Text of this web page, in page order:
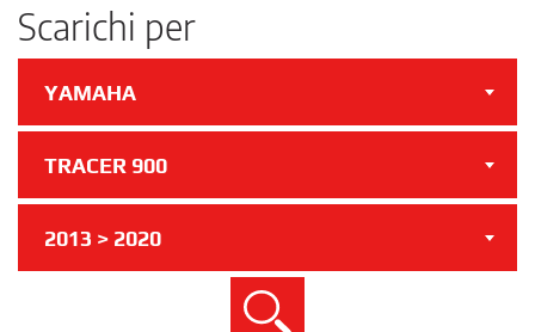
Scarichi per
YAMAHA
TRACER 900
2013 > 2020
Cerca